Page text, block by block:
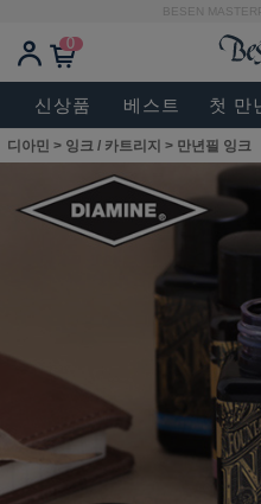
BESEN
0
신상품 베스트 첫 만
디아민 > 잉크 / 카트리지 > 만년필 잉크